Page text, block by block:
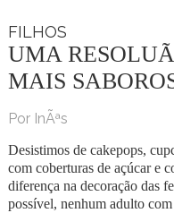
FILHOS
UMA
MAIS
Por InÃªs
Desistimos de cakepops,
com coberturas de açúcar e
diferença na decoração das
possível, nenhum adulto